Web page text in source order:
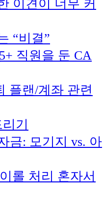
이견이 너무 커
“비결”
직원을 둔 CA
플랜/계좌 관련
기
금: 모기지 vs. 아
롤 처리 혼자서